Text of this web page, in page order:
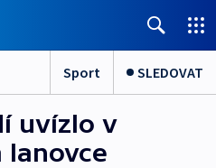
Sport SLEDOVAT
uvízlo v
lanovce